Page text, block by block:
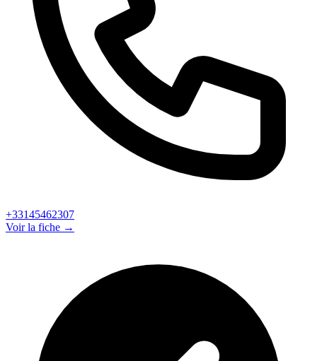
+33145462307
Voir la fiche →